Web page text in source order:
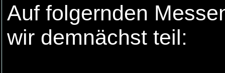
Auf folgernden
wir demnächst teil: